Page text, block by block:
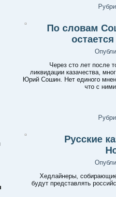
По словам
Через сто лет после
ликвидации казачества,
Юрий Сошин. Нет единого
что с
Русские
Хедлайнеры,
будут представлять